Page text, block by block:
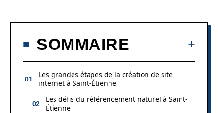
SOMMAIRE
Les grandes étapes de la création de site
internet à Saint-Étienne
Les défis du référencement naturel à Saint-
Étienne